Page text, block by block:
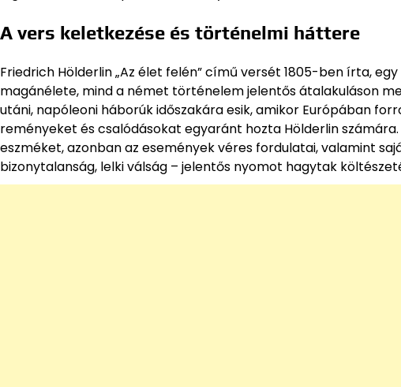
A vers keletkezése és történelmi háttere
Friedrich Hölderlin „Az élet felén” című versét 1805-ben írta,
magánélete, mind a német történelem jelentős átalakuláson
utáni, napóleoni háborúk időszakára esik, amikor Európában
reményeket és csalódásokat egyaránt hozta Hölderlin
eszméket, azonban az események véres fordulatai, valamint
bizonytalanság, lelki válság – jelentős nyomot hagytak